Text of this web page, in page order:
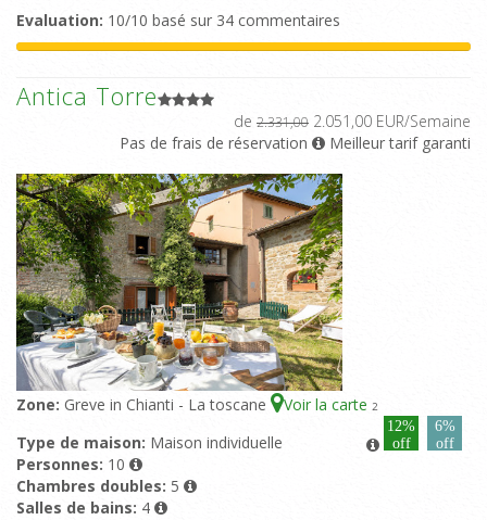
Evaluation: 10/10 basé sur 34 commentaires
Antica Torre
de 2.331,00 2.051,00 EUR/Semaine
Pas de frais de réservation
Meilleur tarif garanti
Zone: Greve in Chianti - La toscane Voir la carte 2
12%
off
6%
off
Type de maison: Maison individuelle
Personnes: 10
Chambres doubles: 5
Salles de bains: 4